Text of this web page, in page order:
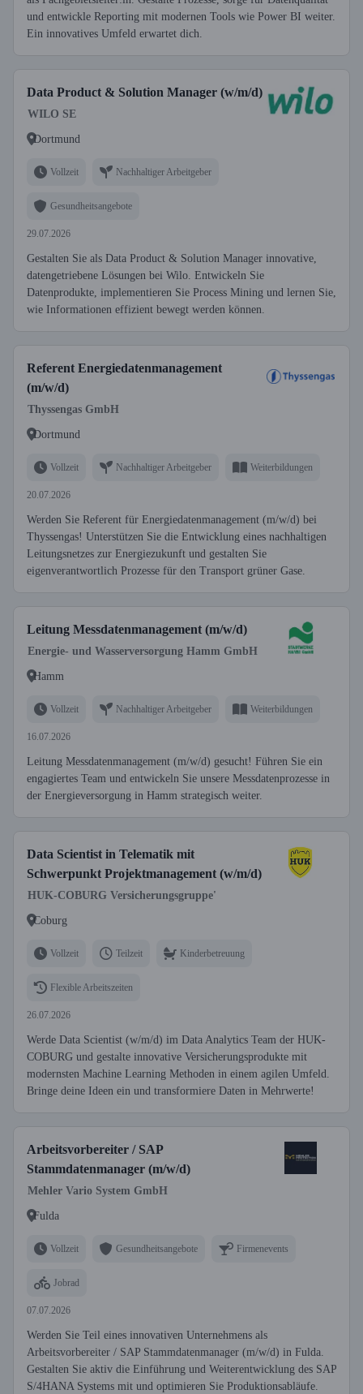
und entwickle Reporting mit modernen Tools wie Power BI weiter.
Ein innovatives Umfeld erwartet dich.
Data Product & Solution Manager (w/m/d)
WILO SE
Dortmund
Vollzeit Nachhaltiger Arbeitgeber
Gesundheitsangebote
29.07.2026
Gestalten Sie als Data Product & Solution Manager innovative,
datengetriebene Lösungen bei Wilo. Entwickeln Sie
Datenprodukte, implementieren Sie Process Mining und lernen Sie,
wie Informationen effizient bewegt werden können.
Referent Energiedatenmanagement
(m/w/d)
Thyssengas GmbH
Dortmund
Vollzeit Nachhaltiger Arbeitgeber Weiterbildungen
20.07.2026
Werden Sie Referent für Energiedatenmanagement (m/w/d) bei
Thyssengas! Unterstützen Sie die Entwicklung eines nachhaltigen
Leitungsnetzes zur Energiezukunft und gestalten Sie
eigenverantwortlich Prozesse für den Transport grüner Gase.
Leitung Messdatenmanagement (m/w/d)
Energie- und Wasserversorgung Hamm GmbH
Hamm
Vollzeit Nachhaltiger Arbeitgeber Weiterbildungen
16.07.2026
Leitung Messdatenmanagement (m/w/d) gesucht! Führen Sie ein
engagiertes Team und entwickeln Sie unsere Messdatenprozesse in
der Energieversorgung in Hamm strategisch weiter.
Data Scientist in Telematik mit
Schwerpunkt Projektmanagement (w/m/d)
HUK-COBURG Versicherungsgruppe'
Coburg
Vollzeit Teilzeit Kinderbetreuung
Flexible Arbeitszeiten
26.07.2026
Werde Data Scientist (w/m/d) im Data Analytics Team der HUK-
COBURG und gestalte innovative Versicherungsprodukte mit
modernsten Machine Learning Methoden in einem agilen Umfeld.
Bringe deine Ideen ein und transformiere Daten in Mehrwerte!
Arbeitsvorbereiter / SAP
Stammdatenmanager (m/w/d)
Mehler Vario System GmbH
Fulda
Vollzeit Gesundheitsangebote Firmenevents
Jobrad
07.07.2026
Werden Sie Teil eines innovativen Unternehmens als
Arbeitsvorbereiter / SAP Stammdatenmanager (m/w/d) in Fulda.
Gestalten Sie aktiv die Einführung und Weiterentwicklung des SAP
S/4HANA Systems mit und optimieren Sie Produktionsabläufe.